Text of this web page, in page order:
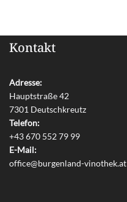
Kontakt
Adresse:
Hauptstraße 42
7301 Deutschkreutz
Telefon:
+43 670 552 79 99
E-Mail:
office@burgenland-vinothek.at